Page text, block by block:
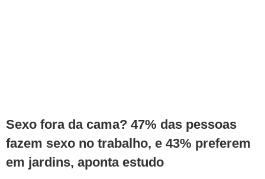
Sexo fora da cama? 47% das pessoas
fazem sexo no trabalho, e 43% preferem
em jardins, aponta estudo